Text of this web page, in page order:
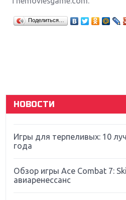
Поделиться…
НОВОСТИ
Крупнейшие релизы мая:
Sony
Far Cry 5: хвалить нельзя
Игры для терпеливых: 10
года
Обзор игры Ace Combat 7:
авиаренессанс